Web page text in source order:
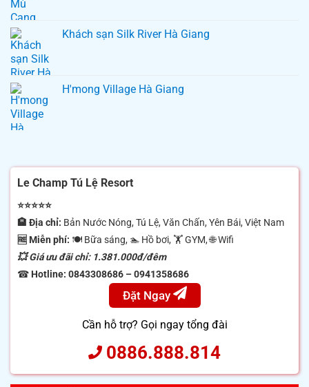
Khách sạn Silk River Hà Giang
H'mong Village Hà Giang
Le Champ Tú Lệ Resort
⭐⭐⭐⭐⭐
🏨 Địa chỉ: Bản Nước Nóng, Tú Lệ, Văn Chấn, Yên Bái, Việt Nam
🆓 Miễn phí: 🍽 Bữa sáng, 🏊 Hồ bơi, 🏋️ GYM, 🌐 Wifi
💥 Giá ưu đãi chỉ: 1.381.000đ/đêm
☎ Hotline: 0843308686 – 0941358686
Đặt Ngay
Cần hỗ trợ? Gọi ngay tổng đài
0886.888.814